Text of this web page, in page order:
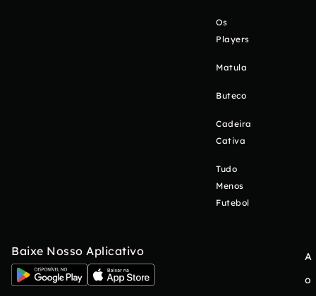
Os
Players
Matula
Buteco
Cadeira
Cativa
Tudo
Menos
Futebol
Baixe Nosso Aplicativo
A
o